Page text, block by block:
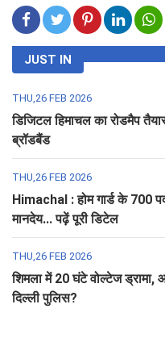
JUST IN
THU,26 FEB 2026
डिजिटल हिमाचल का रोडमैप
ब्रॉडबैंड
THU,26 FEB 2026
Himachal : होम गार्ड के 700
मानदेय... पढ़ें पूरी डिटेल
THU,26 FEB 2026
शिमला में 20 घंटे वोल्टेज
दिल्ली पुलिस?